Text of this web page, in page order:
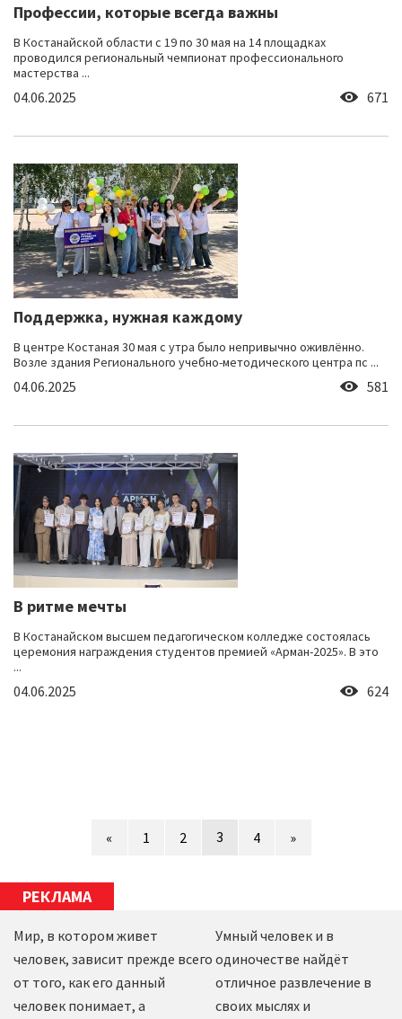
Профессии, которые всегда важны
В Костанайской области с 19 по 30 мая на 14 площадках
проводился региональный чемпионат профессионального
мастерства ...
04.06.2025 671
Поддержка, нужная каждому
В центре Костаная 30 мая с утра было непривычно оживлённо.
Возле здания Регионального учебно-методического центра пс ...
04.06.2025 581
В ритме мечты
В Костанайском высшем педагогическом колледже состоялась
церемония награждения студентов премией «Арман-2025». В это
...
04.06.2025 624
« 1 2 3 4 »
РЕКЛАМА
Мир, в котором живет
человек, зависит прежде всего
от того, как его данный
человек понимает, а
Умный человек и в
одиночестве найдёт
отличное развлечение в
своих мыслях и